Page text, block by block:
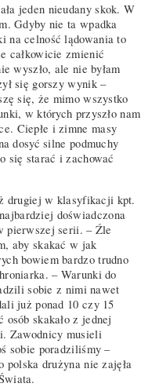
jeden nieudany skok. W
Gdyby nie ta wpadka
na celność lądowania to
całkowicie zmienić
wyszło, ale nie byłam
się gorszy wynik –
się, że mimo wszystko
w których przyszło nam
Ciepłe i zimne masy
dosyć silne podmuchy
się starać i zachować
drugiej w klasyfikacji kpt.
doświadczona
pierwszej serii. – Źle
aby skakać w jak
bowiem bardzo trudno
– Warunki do
sobie z nimi nawet
już ponad 10 czy 15
skakało z jednej
Zawodnicy musieli
sobie poradziliśmy –
polska drużyna nie zajęła